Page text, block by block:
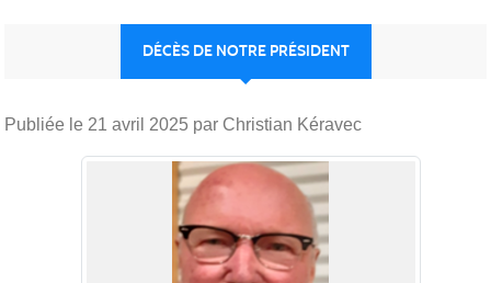
DÉCÈS DE NOTRE PRÉSIDENT
Publiée le 21 avril 2025 par Christian Kéravec